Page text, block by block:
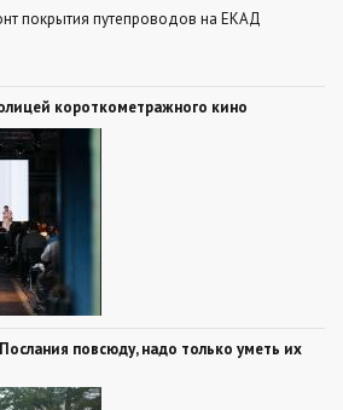
покрытия путепроводов на ЕКАД
короткометражного кино
повсюду, надо только уметь их